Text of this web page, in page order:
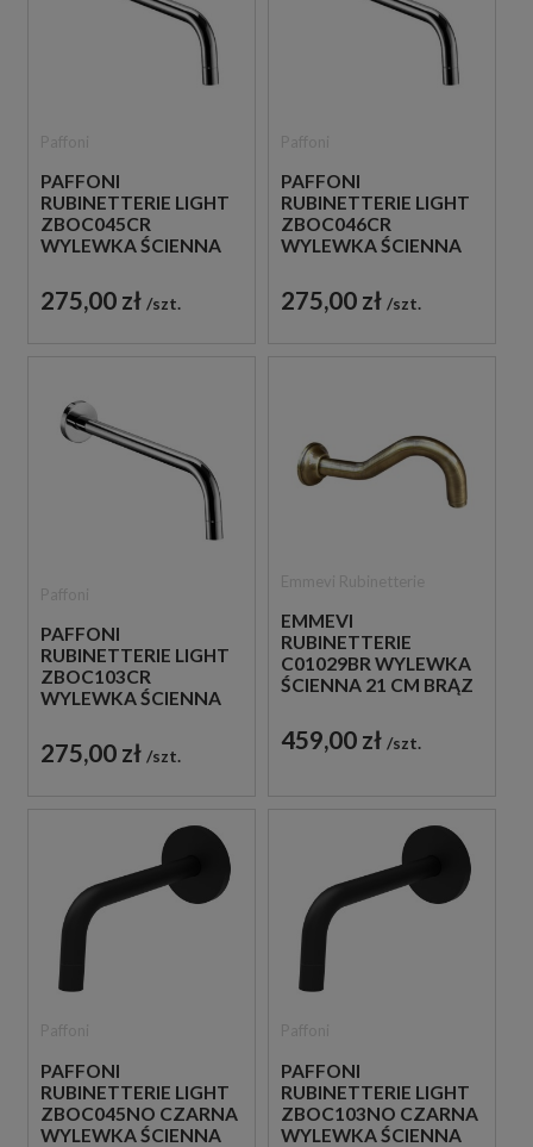
PAFFONI
RUBINETTERIE LIGHT
ZBOC045CR
WYLEWKA ŚCIENNA
275,00 zł szt.
PAFFONI
RUBINETTERIE LIGHT
ZBOC046CR
WYLEWKA ŚCIENNA
275,00 zł szt.
PAFFONI
RUBINETTERIE LIGHT
ZBOC103CR
WYLEWKA ŚCIENNA
275,00 zł szt.
EMMEVI
RUBINETTERIE
C01029BR WYLEWKA
ŚCIENNA 21 CM BRĄZ
459,00 zł szt.
PAFFONI
RUBINETTERIE LIGHT
ZBOC045NO CZARNA
WYLEWKA ŚCIENNA
PAFFONI
RUBINETTERIE LIGHT
ZBOC103NO CZARNA
WYLEWKA ŚCIENNA